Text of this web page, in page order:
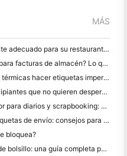
MÁS
Cómo elegir el software de restaurante adecuado para su restaurante pequeño o mediano
¿Necesita una impresora portátil A4 para facturas de almacén? Lo que realmente funciona
¿Pueden las impresoras de etiquetas térmicas hacer etiquetas impermeables para productos de pequeñas empresas?
Mejor cámara instantánea para principiantes que no quieren desperdiciar papel
Mejor fabricante de etiquetas de color para diarios y scrapbooking: Añadir más color a cada página
Escritura a mano vs. impresión de etiquetas de envío: consejos para las pequeñas empresas en 2026
bloquea?
Cómo elegir una impresora de fotos de bolsillo: una guía completa para los usuarios de diario, viajes y iPhone